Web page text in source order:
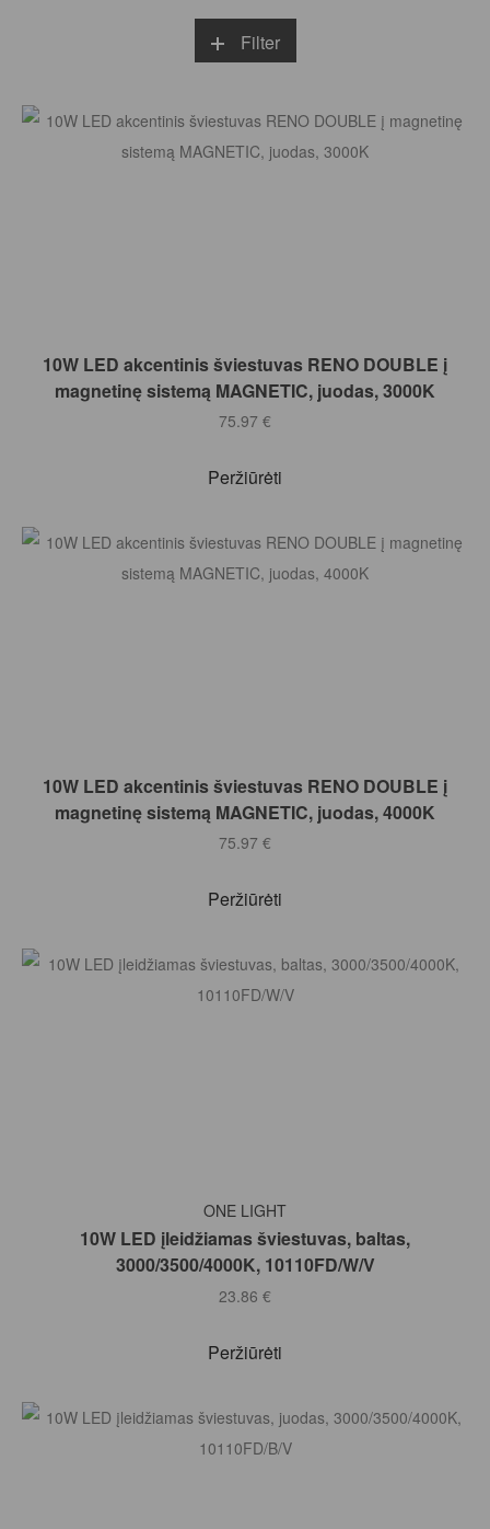
Filter
Į KREPŠELĮ
10W LED akcentinis šviestuvas RENO DOUBLE į
magnetinę sistemą MAGNETIC, juodas, 3000K
75.97 €
Peržiūrėti
Į KREPŠELĮ
10W LED akcentinis šviestuvas RENO DOUBLE į
magnetinę sistemą MAGNETIC, juodas, 4000K
75.97 €
Peržiūrėti
Į KREPŠELĮ
ONE LIGHT
10W LED įleidžiamas šviestuvas, baltas,
3000/3500/4000K, 10110FD/W/V
23.86 €
Peržiūrėti